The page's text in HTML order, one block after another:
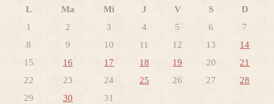
L Ma Mi J V S
D
1
2 3 4 5 6
7
8
9 10 11 12 13
14
15
16 17 18 19 20
21
22
23 24 25 26 27
28
29
30 31